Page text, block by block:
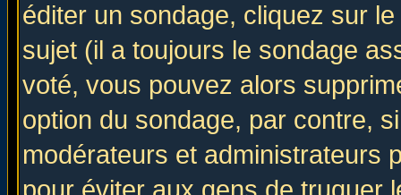
éditer un sondage, cliquez sur
sujet (il a toujours le sondage
voté, vous pouvez alors
option du sondage, par contre,
modérateurs et administrateurs